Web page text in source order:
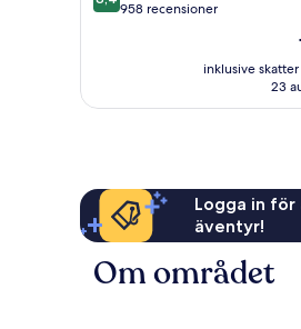
av
958 recensioner
inklusive
23
Logga in
äventyr!
Om området